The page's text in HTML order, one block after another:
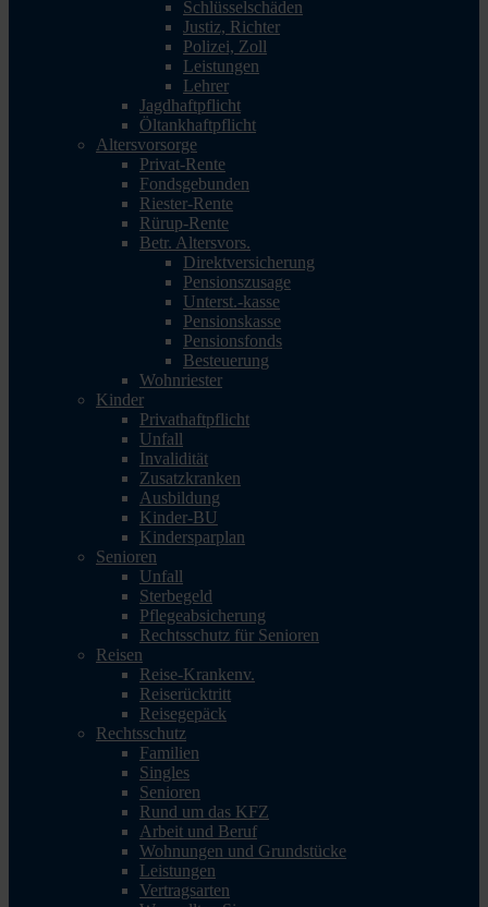
Schlüsselschäden
Justiz, Richter
Polizei, Zoll
Leistungen
Lehrer
Jagdhaftpflicht
Öltankhaftpflicht
Altersvorsorge
Privat-Rente
Fondsgebunden
Riester-Rente
Rürup-Rente
Betr. Altersvors.
Direktversicherung
Pensionszusage
Unterst.-kasse
Pensionskasse
Pensionsfonds
Besteuerung
Wohnriester
Kinder
Privathaftpflicht
Unfall
Invalidität
Zusatzkranken
Ausbildung
Kinder-BU
Kindersparplan
Senioren
Unfall
Sterbegeld
Pflegeabsicherung
Rechtsschutz für Senioren
Reisen
Reise-Krankenv.
Reiserücktritt
Reisegepäck
Rechtsschutz
Familien
Singles
Senioren
Rund um das KFZ
Arbeit und Beruf
Wohnungen und Grundstücke
Leistungen
Vertragsarten